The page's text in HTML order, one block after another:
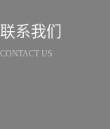
联系我们
CONTACT US